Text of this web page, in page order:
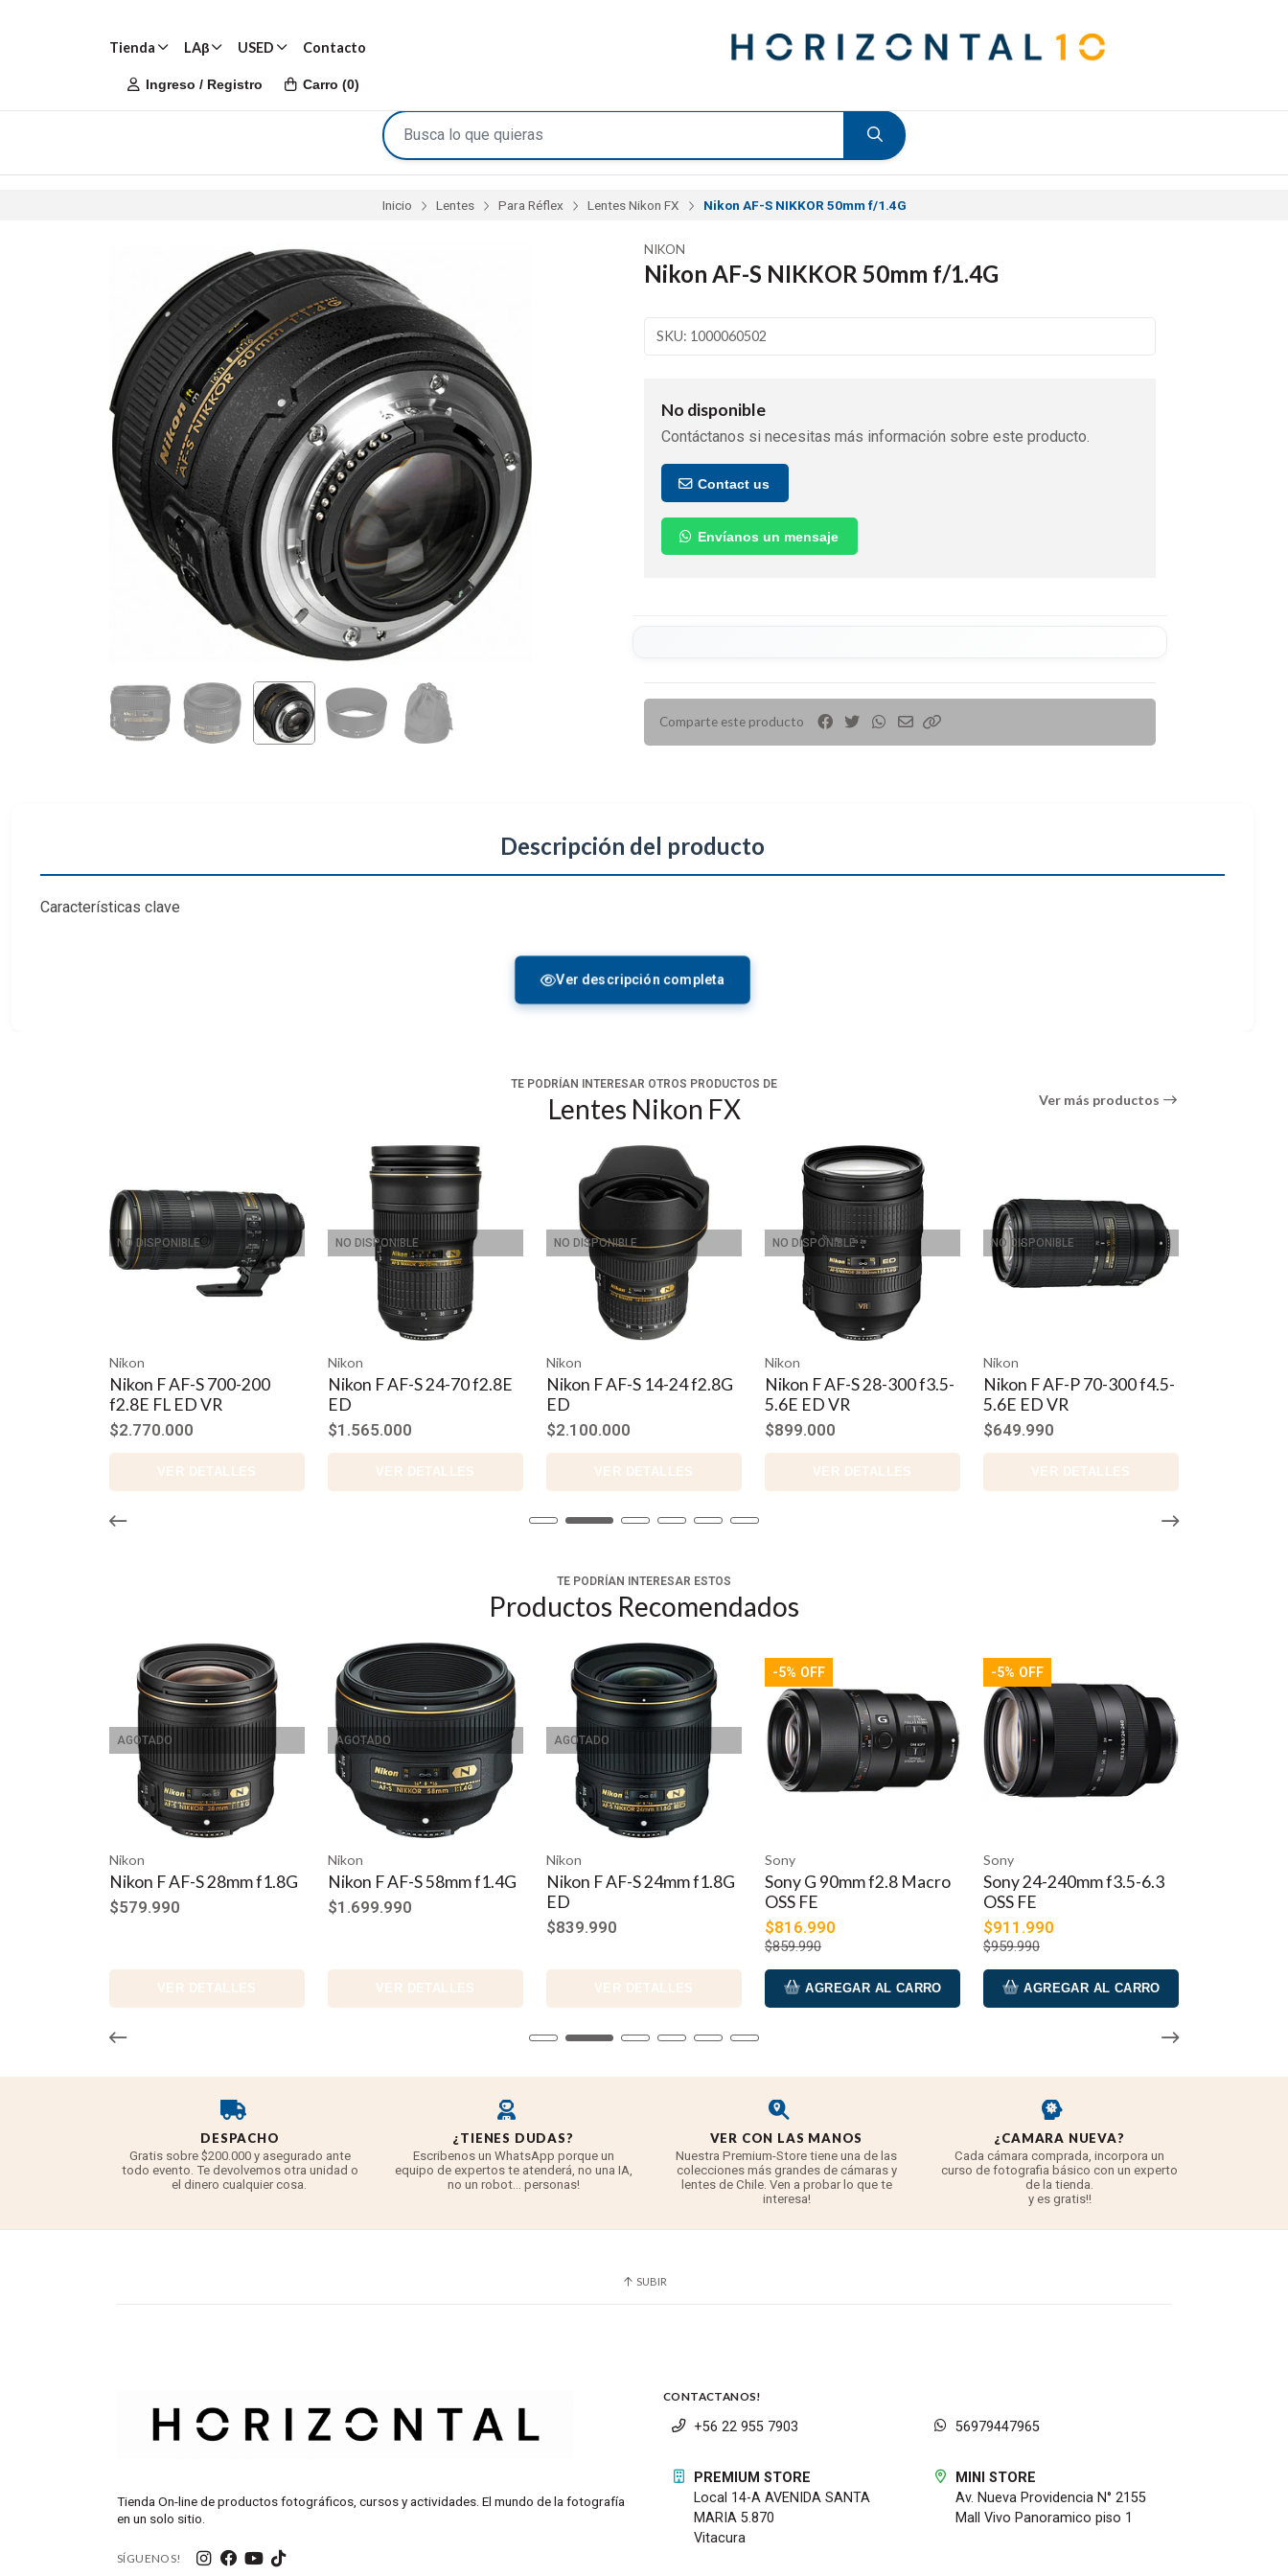
Tienda LAβ USED Contacto
Ingreso / Registro Carro (0)
Inicio Lentes Para Réflex Lentes Nikon FX Nikon AF-S NIKKOR 50mm f/1.4G
NIKON
Nikon AF-S NIKKOR 50mm f/1.4G
SKU: 1000060502
No disponible
Contáctanos si necesitas más información sobre este producto.
Contact us
Envíanos un mensaje
Comparte este producto
Descripción del producto
Características clave
Combinando un campo de visión normal con un diseño especialmente brillante, la Nikon AF-S NIKKOR 50mm f/1.4G
temas. Caracterizada por su rápida apertura máxima f/1.4, esta lente es experta en condiciones de iluminación difíciles y también sobresale en el aislamiento de sujetos
utilizando enfoque selectivo y técnicas de profundidad de campo poco profundas. Un recubrimiento súper integrado mejora el contraste y la precisión del color al reducir las
llamaradas y los fantasmas, y el diafragma redondeado de nueve hojas aporta una calidad de bokeh suave y agradable. Además, un motor de onda silenciosa proporciona un
rendimiento de enfoque automático rápido, silencioso y preciso junto con la anulación de enfoque manual a tiempo completo.
Dimensiones: L = 54 mm.
Angulo de visión Horizontal en 35 mm. 46º.
Aberturas Max.: 1.4.
Accesorios: Parasol HB-47 (incluido).
Estuche Blando.
Mont. Disp.: Nikon G
Ver descripción completa
TE PODRÍAN INTERESAR OTROS PRODUCTOS DE
Lentes Nikon FX Ver más productos
NO DISPONIBLE
Nikon
Nikon F AF-S 700-200
f2.8E FL ED VR
$2.770.000
VER DETALLES
NO DISPONIBLE
Nikon
Nikon F AF-S 24-70 f2.8E
ED
$1.565.000
VER DETALLES
NO DISPONIBLE
Nikon
Nikon F AF-S 14-24 f2.8G
ED
$2.100.000
VER DETALLES
NO DISPONIBLE
Nikon
Nikon F AF-S 28-300 f3.5-
5.6E ED VR
$899.000
VER DETALLES
NO DISPONIBLE
Nikon
Nikon F AF-P 70-300 f4.5-
5.6E ED VR
$649.990
VER DETALLES
TE PODRÍAN INTERESAR ESTOS
Productos Recomendados
AGOTADO
Nikon
Nikon F AF-S 28mm f1.8G
$579.990
VER DETALLES
AGOTADO
Nikon
Nikon F AF-S 58mm f1.4G
$1.699.990
VER DETALLES
AGOTADO
Nikon
Nikon F AF-S 24mm f1.8G
ED
$839.990
VER DETALLES
-5% OFF
Sony
Sony G 90mm f2.8 Macro
OSS FE
$816.990
$859.990
AGREGAR AL CARRO
-5% OFF
Sony
Sony 24-240mm f3.5-6.3
OSS FE
$911.990
$959.990
AGREGAR AL CARRO
DESPACHO
Gratis sobre $200.000 y asegurado ante
todo evento. Te devolvemos otra unidad o
el dinero cualquier cosa.
¿TIENES DUDAS?
Escribenos un WhatsApp porque un
equipo de expertos te atenderá, no una IA,
no un robot... personas!
VER CON LAS MANOS
Nuestra Premium-Store tiene una de las
colecciones más grandes de cámaras y
lentes de Chile. Ven a probar lo que te
interesa!
¿CAMARA NUEVA?
Cada cámara comprada, incorpora un
curso de fotografia básico con un experto
de la tienda.
y es gratis!!
SUBIR
Tienda On-line de productos fotográficos, cursos y actividades. El mundo de la fotografía
en un solo sitio.
SÍGUENOS!
CONTACTANOS!
+56 22 955 7903 56979447965
PREMIUM STORE
Local 14-A AVENIDA SANTA
MARIA 5.870
Vitacura
MINI STORE
Av. Nueva Providencia N° 2155
Mall Vivo Panoramico piso 1